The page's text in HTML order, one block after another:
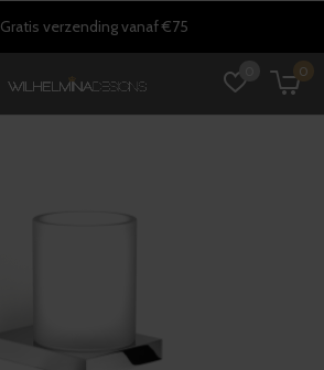
0
Gratis verzending vanaf €75